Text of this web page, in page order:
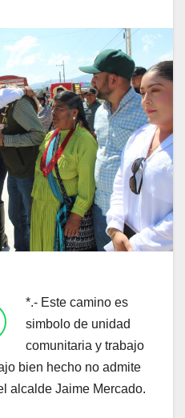
*.- Este camino es
simbolo de unidad
comunitaria y trabajo
bien hecho no admite
alcalde Jaime Mercado.